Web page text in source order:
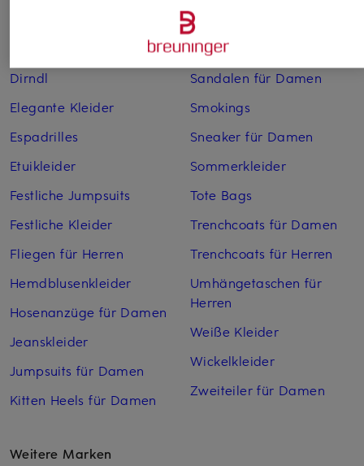
Cowboy Boots für Damen
Dirndl
Elegante Kleider
Espadrilles
Etuikleider
Festliche Jumpsuits
Festliche Kleider
Fliegen für Herren
Hemdblusenkleider
Hosenanzüge für Damen
Jeanskleider
Jumpsuits für Damen
Kitten Heels für Damen
Regenmäntel für Damen
Sakkos
Sandalen für Damen
Smokings
Sneaker für Damen
Sommerkleider
Tote Bags
Trenchcoats für Damen
Trenchcoats für Herren
Umhängetaschen für
Herren
Weiße Kleider
Wickelkleider
Zweiteiler für Damen
Weitere Marken